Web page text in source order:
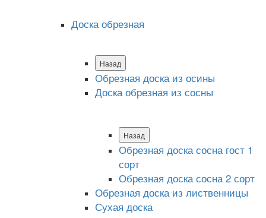
Доска обрезная
Назад
Обрезная доска из осины
Доска обрезная из сосны
Назад
Обрезная доска сосна гост 1
сорт
Обрезная доска сосна 2 сорт
Обрезная доска из лиственницы
Сухая доска